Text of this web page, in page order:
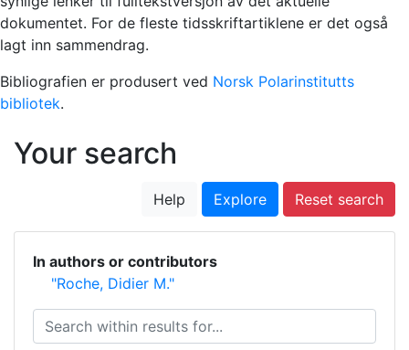
dokumentet. For de fleste tidsskriftartiklene er det også
lagt inn sammendrag.
Bibliografien er produsert ved Norsk Polarinstitutts
bibliotek.
Your search
Help Explore Reset search
In authors or contributors
"Roche, Didier M."
Search within results for...